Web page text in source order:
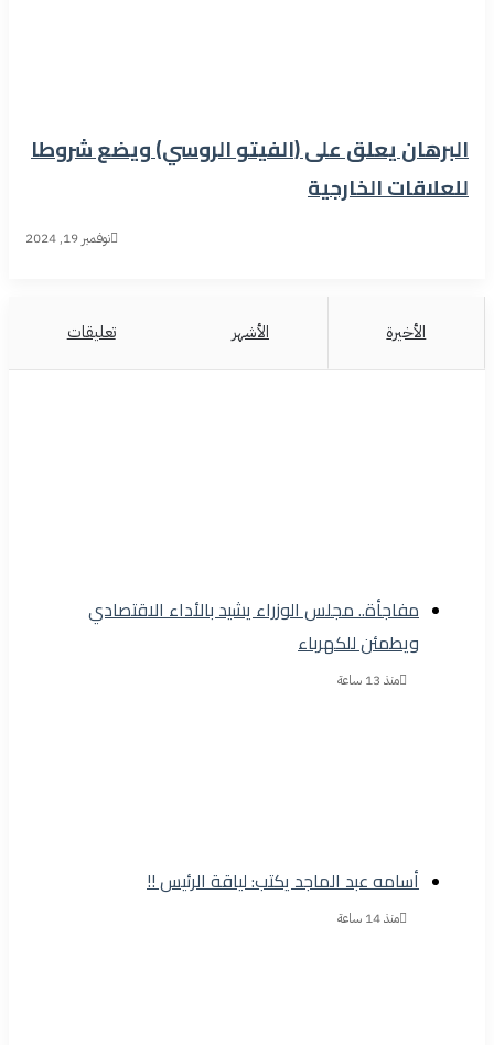
البرهان يعلق على (الفيتو الروسي) ويضع شروطا
للعلاقات الخارجية
نوفمبر 19, 2024
الأخيرة الأشهر تعليقات
مفاجأة.. مجلس الوزراء يشيد بالأداء الاقتصادي
ويطمئن للكهرباء
منذ 13 ساعة
أسامه عبد الماجد يكتب: لياقة الرئيس !!
منذ 14 ساعة